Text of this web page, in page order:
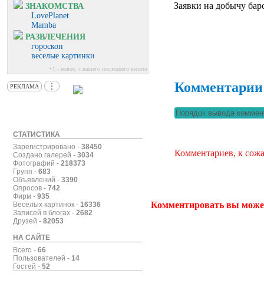
ЗНАКОМСТВА
LovePlanet
Mamba
РАЗВЛЕЧЕНИЯ
гороскоп
веселые картинки
+1 - новое, с вашего последнего визита
РЕКЛАМА ⋮
СТАТИСТИКА
Зарегистрировано - 38450
Создано галерей - 3034
Фотографий - 218373
Групп - 683
Объявлений - 3390
Опросов - 742
Фирм - 935
Веселых картинок - 16336
Записей в блогах - 2682
Друзей - 82053
НА САЙТЕ
Всего - 66
Пользователей - 14
Гостей - 52
Заявки на добычу
Комментарии
Комментариев, к
Комментировать вы